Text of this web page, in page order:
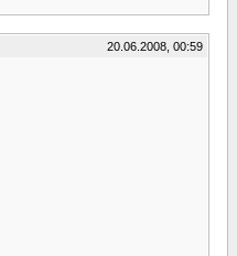
20.06.2008, 00:59